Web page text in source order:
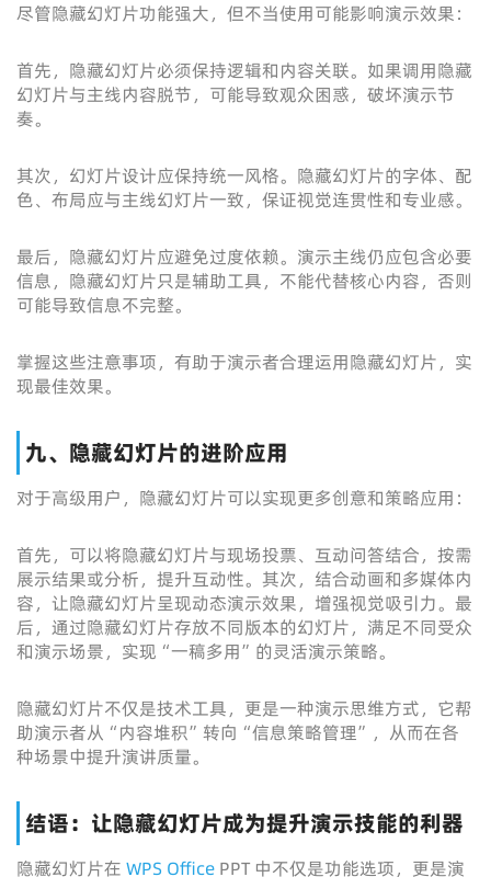
尽管隐藏幻灯片功能强大，但不当使用可能影响演示效果：
首先，隐藏幻灯片必须保持逻辑和内容关联。如果调用隐藏
幻灯片与主线内容脱节，可能导致观众困惑，破坏演示节
奏。
其次，幻灯片设计应保持统一风格。隐藏幻灯片的字体、配
色、布局应与主线幻灯片一致，保证视觉连贯性和专业感。
最后，隐藏幻灯片应避免过度依赖。演示主线仍应包含必要
信息，隐藏幻灯片只是辅助工具，不能代替核心内容，否则
可能导致信息不完整。
掌握这些注意事项，有助于演示者合理运用隐藏幻灯片，实
现最佳效果。
九、隐藏幻灯片的进阶应用
对于高级用户，隐藏幻灯片可以实现更多创意和策略应用：
首先，可以将隐藏幻灯片与现场投票、互动问答结合，按需
展示结果或分析，提升互动性。其次，结合动画和多媒体内
容，让隐藏幻灯片呈现动态演示效果，增强视觉吸引力。最
后，通过隐藏幻灯片存放不同版本的幻灯片，满足不同受众
和演示场景，实现“一稿多用”的灵活演示策略。
隐藏幻灯片不仅是技术工具，更是一种演示思维方式，它帮
助演示者从“内容堆积”转向“信息策略管理”，从而在各
种场景中提升演讲质量。
结语：让隐藏幻灯片成为提升演示技能的利器
隐藏幻灯片在 WPS Office PPT 中不仅是功能选项，更是演